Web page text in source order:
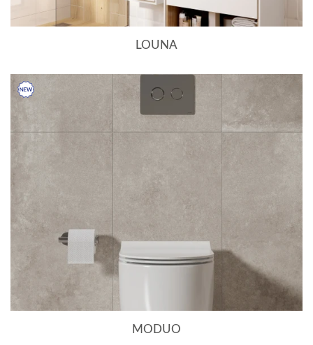
LOUNA
MODUO